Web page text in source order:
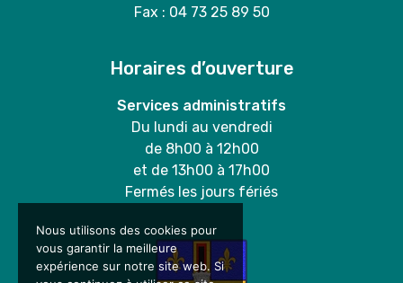
Fax : 04 73 25 89 50
Horaires d’ouverture
Services administratifs
Du lundi au vendredi
de 8h00 à 12h00
et de 13h00 à 17h00
Fermés les jours fériés
Nous utilisons des cookies pour
vous garantir la meilleure
expérience sur notre site web. Si